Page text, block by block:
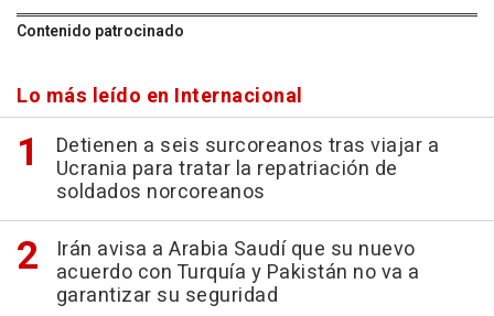
Contenido patrocinado
Lo más leído en Internacional
Detienen a seis surcoreanos tras viajar a
Ucrania para tratar la repatriación de
soldados norcoreanos
Irán avisa a Arabia Saudí que su nuevo
acuerdo con Turquía y Pakistán no va a
garantizar su seguridad